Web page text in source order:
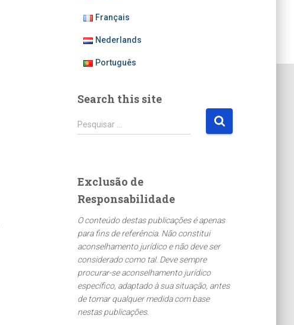
Français
Nederlands
Português
Search this site
P
e
i
s
r
p
o
r
:
Pesquisar …
Exclusão de
Responsabilidade
O conteúdo destas publicações é apenas
para fins de referência. Não constitui
aconselhamento jurídico e não deve ser
considerado como tal. Deve sempre
procurar-se aconselhamento jurídico
específico, adaptado à sua situação, antes
de tomar qualquer medida com base
nestas publicações.